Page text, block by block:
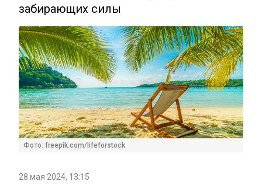
забирающих силы
Фото: freepik.com/lifeforstock
28 мая 2024, 13:15